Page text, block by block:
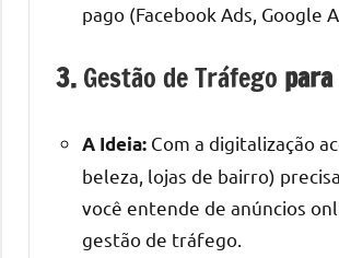
pago (Facebook Ads, Google
3. Gestão de Tráfego
A Ideia: Com a digitalização
beleza, lojas de bairro)
você entende de anúncios
gestão de tráfego.